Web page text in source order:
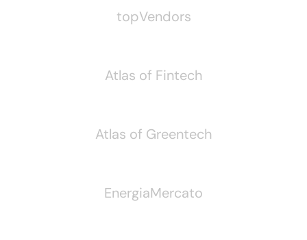
topVendors
Atlas of Fintech
Atlas of Greentech
EnergiaMercato